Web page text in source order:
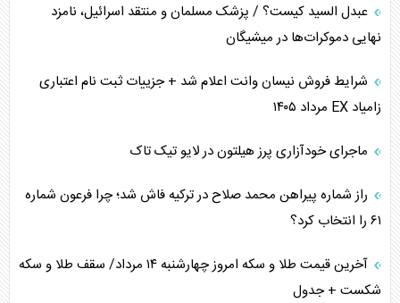
اوکراین بازوی مخرب آمریکا در غرب آسیا
اهمیت راهبردی اردن برای آمریکا
پیام، ظرفیت بالفعل‌نشده تجارت ایران
همسویی عربستان با سنتکام علیه متحدان ایران
ترامپ و توهم خلع سلاح حماس
عبدل السید کیست؟ / پزشک مسلمان و منتقد اسرائیل، نامزد
نهایی دموکرات‌ها در میشیگان
شرایط فروش نیسان وانت اعلام شد + جزییات ثبت نام اعتباری
زامیاد EX مرداد ۱۴۰۵
ماجرای خودآزاری پرز هیلتون در لایو تیک تاک
راز شماره پیراهن محمد صلاح در ترکیه فاش شد؛ چرا فرعون شماره
۶۱ را انتخاب کرد؟
آخرین قیمت طلا و سکه امروز چهارشنبه ۱۴ مرداد/ سقف طلا و سکه
شکست + جدول